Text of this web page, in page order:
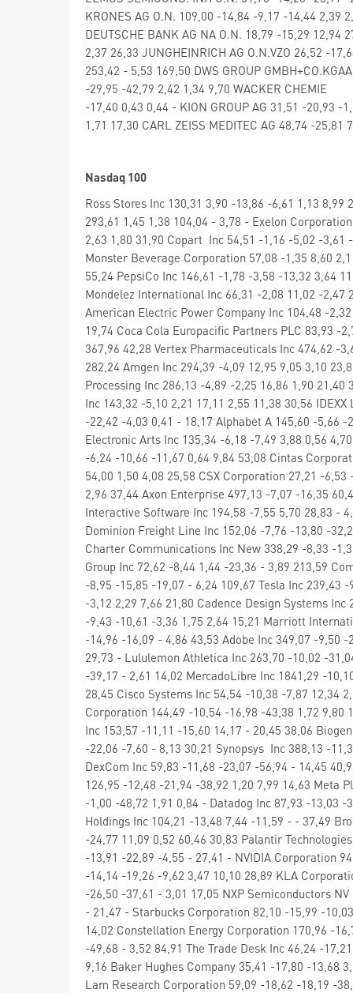
KRONES AG O.N. 109,00 -14,84 -9,17 -14,44 2,39
DEUTSCHE BANK AG NA O.N. 18,79 -15,29 12,94
2,37 26,33 JUNGHEINRICH AG O.N.VZO 26,52 -
253,42 - 5,53 169,50 DWS GROUP
-29,95 -42,79 2,42 1,34 9,70 WACKER CHEMIE
-17,40 0,43 0,44 - KION GROUP AG 31,51 -20,93 -
1,71 17,30 CARL ZEISS MEDITEC AG 48,74 -25,81
Nasdaq 100
Ross Stores Inc 130,31 3,90 -13,86 -6,61 1,13
293,61 1,45 1,38 104,04 - 3,78 - Exelon
2,63 1,80 31,90 Copart Inc 54,51 -1,16 -5,02 -3,61
Monster Beverage Corporation 57,08 -1,35 8,60
55,24 PepsiCo Inc 146,61 -1,78 -3,58 -13,32 3,64
Mondelez International Inc 66,31 -2,08 11,02 -2,47
American Electric Power Company Inc 104,48 -
19,74 Coca Cola Europacific Partners PLC 83,93 -
367,96 42,28 Vertex Pharmaceuticals Inc 474,62 -
282,24 Amgen Inc 294,39 -4,09 12,95 9,05 3,10
Processing Inc 286,13 -4,89 -2,25 16,86 1,90
Inc 143,32 -5,10 2,21 17,11 2,55 11,38 30,56
-22,42 -4,03 0,41 - 18,17 Alphabet A 145,60 -5,66
Electronic Arts Inc 135,34 -6,18 -7,49 3,88 0,56
-6,24 -10,66 -11,67 0,64 9,84 53,08 Cintas
54,00 1,50 4,08 25,58 CSX Corporation 27,21 -
2,96 37,44 Axon Enterprise 497,13 -7,07 -16,35
Interactive Software Inc 194,58 -7,55 5,70 28,83 -
Dominion Freight Line Inc 152,06 -7,76 -13,80 -
Charter Communications Inc New 338,29 -8,33 -
Group Inc 72,62 -8,44 1,44 -23,36 - 3,89 213,59
-8,95 -15,85 -19,07 - 6,24 109,67 Tesla Inc 239,43
-3,12 2,29 7,66 21,80 Cadence Design Systems
-9,43 -10,61 -3,36 1,75 2,64 15,21 Marriott
-14,96 -16,09 - 4,86 43,53 Adobe Inc 349,07 -9,50
29,73 - Lululemon Athletica Inc 263,70 -10,02 -
-39,17 - 2,61 14,02 MercadoLibre Inc 1841,29 -
28,45 Cisco Systems Inc 54,54 -10,38 -7,87 12,34
Corporation 144,49 -10,54 -16,98 -43,38 1,72 9,80
Inc 153,57 -11,11 -15,60 14,17 - 20,45 38,06
-22,06 -7,60 - 8,13 30,21 Synopsys Inc 388,13 -
DexCom Inc 59,83 -11,68 -23,07 -56,94 - 14,45
126,95 -12,48 -21,94 -38,92 1,20 7,99 14,63 Meta
-1,00 -48,72 1,91 0,84 - Datadog Inc 87,93 -13,03
Holdings Inc 104,21 -13,48 7,44 -11,59 - - 37,49
-24,77 11,09 0,52 60,46 30,83 Palantir
-13,91 -22,89 -4,55 - 27,41 - NVIDIA Corporation
-14,14 -19,26 -9,62 3,47 10,10 28,89 KLA
-26,50 -37,61 - 3,01 17,05 NXP Semiconductors
- 21,47 - Starbucks Corporation 82,10 -15,99 -
14,02 Constellation Energy Corporation 170,96 -
-49,68 - 3,52 84,91 The Trade Desk Inc 46,24 -
9,16 Baker Hughes Company 35,41 -17,80 -13,68
Lam Research Corporation 59,09 -18,62 -18,19 -